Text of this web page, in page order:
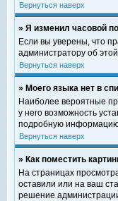
Вернуться наверх
» Я изменил часовой
Если вы уверены, что
администратору об
Вернуться наверх
» Моего языка нет в
Наиболее вероятные
у него возможность
подробную информацию
Вернуться наверх
» Как поместить
На страницах
оставили или на ваш
решение